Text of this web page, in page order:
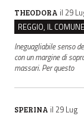
THEODORA il 29
Ineguagliabile senso
con un margine di
massari. Per questo
SPERINA il 29 Lug